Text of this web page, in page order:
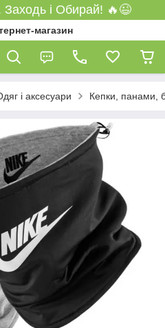
Заходь і Обирай! 🔥😉
магазин
і аксесуари Кепки, панами,